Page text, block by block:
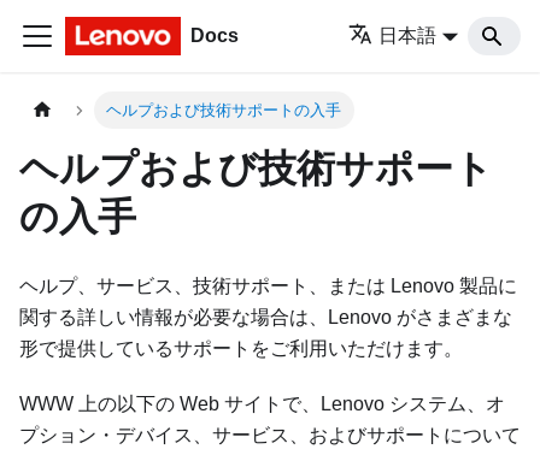
Docs 日本語
ヘルプおよび技術サポートの入手
ヘルプおよび技術サポート
の入手
ヘルプ、サービス、技術サポート、または Lenovo 製品に
関する詳しい情報が必要な場合は、Lenovo がさまざまな
形で提供しているサポートをご利用いただけます。
WWW 上の以下の Web サイトで、Lenovo システム、オ
プション・デバイス、サービス、およびサポートについて